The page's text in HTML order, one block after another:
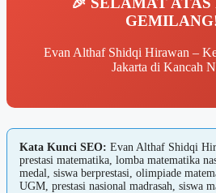
Evan Althaf Shidqi Hirawan –
Jakarta di Kancah
Kata Kunci SEO: Evan Althaf Shidqi
prestasi matematika, lomba matematika
medal, siswa berprestasi, olimpiade
UGM, prestasi nasional madrasah, siswa